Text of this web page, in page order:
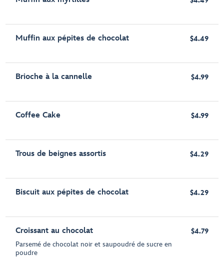
Muffin aux pépites de chocolat $4.49
Brioche à la cannelle $4.99
Coffee Cake $4.99
Trous de beignes assortis $4.29
Biscuit aux pépites de chocolat $4.29
Croissant au chocolat
Parsemé de chocolat noir et saupoudré de sucre en
poudre
$4.79